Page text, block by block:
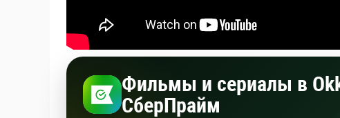
Фильмы и сериалы в
СберПрайм